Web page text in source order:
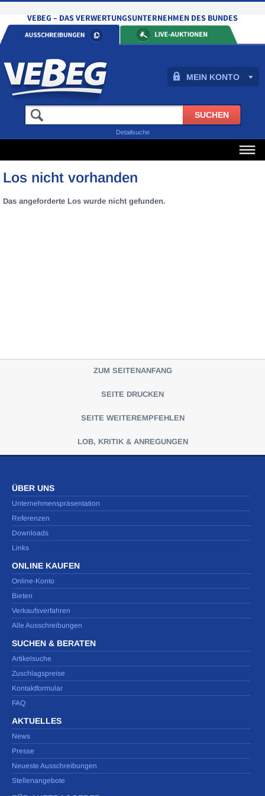
MEIN KONTO
Detailsuche
Los nicht vorhanden
Das angeforderte Los wurde nicht gefunden.
ZUM SEITENANFANG
SEITE DRUCKEN
SEITE WEITEREMPFEHLEN
LOB, KRITIK & ANREGUNGEN
ÜBER UNS
Unternehmenspräsentation
Referenzen
Downloads
Links
ONLINE KAUFEN
Online-Konto
Bieten
Verkaufsverfahren
Alle Ausschreibungen
SUCHEN & BERATEN
Artikelsuche
Zuschlagspreise
Kontaktformular
FAQ
AKTUELLES
News
Presse
Neueste Ausschreibungen
Stellenangebote